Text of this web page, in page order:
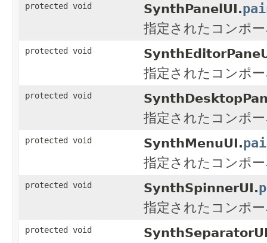
protected void SynthPanelUI.
指定されたコンポ
protected void
指定されたコンポ
protected void
指定されたコンポ
protected void SynthMenuUI.
指定されたコンポ
protected void SynthSpinnerUI.
指定されたコンポ
protected void